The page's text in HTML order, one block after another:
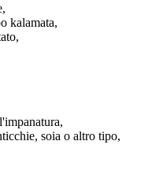
kalamata,
soia o altro tipo,